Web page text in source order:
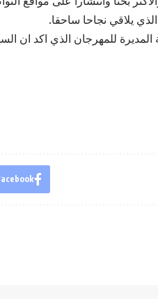
المديرة للمهرجان الذي اكد ان